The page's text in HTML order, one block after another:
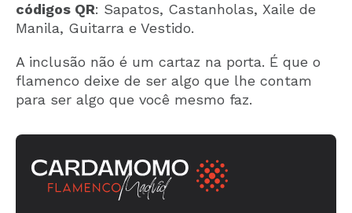
códigos QR: Sapatos, Castanholas, Xaile de
Manila, Guitarra e Vestido.
A inclusão não é um cartaz na porta. É que o
flamenco deixe de ser algo que lhe contam
para ser algo que você mesmo faz.